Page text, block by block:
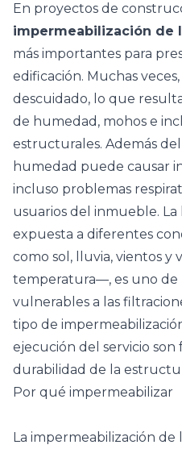
En proyectos de
impermeabilización de
más importantes para
edificación. Muchas
descuidado, lo que
de humedad, mohos e
estructurales. Además
humedad puede causar
incluso problemas
usuarios del inmueble. La
expuesta a diferentes
como sol, lluvia, vientos y
temperatura—, es uno de
vulnerables a las
tipo de
ejecución del servicio
durabilidad de la
Por qué impermeabilizar
La impermeabilización de